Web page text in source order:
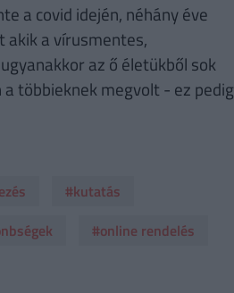
a covid idején, néhány éve
a vírusmentes,
az ő életükből sok
többieknek megvolt - ez pedig
#kutatás
#online rendelés